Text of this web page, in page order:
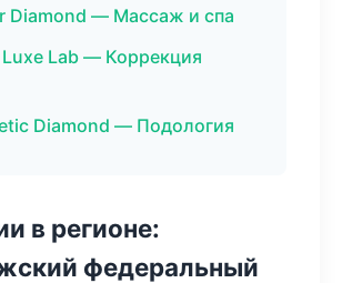
Diamond — Массаж и спа
Lab — Коррекция
Diamond — Подология
в регионе:
федеральный